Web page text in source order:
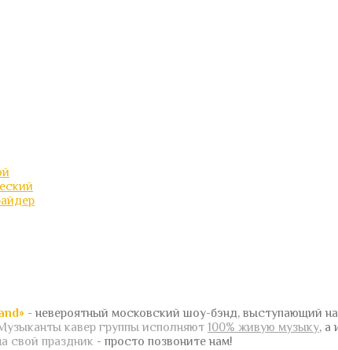
- невероятный московский шоу-бэнд, выступающий
кавер группы исполняют 100% живую музыку, а
свой праздник - просто позвоните нам!